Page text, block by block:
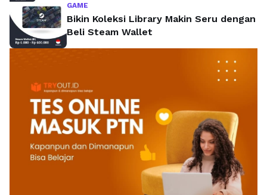
GAME
Bikin Koleksi Library Makin Seru dengan
Beli Steam Wallet